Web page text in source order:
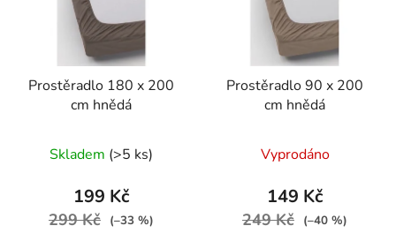
Prostěradlo 180 x 200
cm hnědá
Skladem (>5 ks)
199 Kč
299 Kč (–33 %)
Prostěradlo 90 x 200
cm hnědá
Vyprodáno
149 Kč
249 Kč (–40 %)